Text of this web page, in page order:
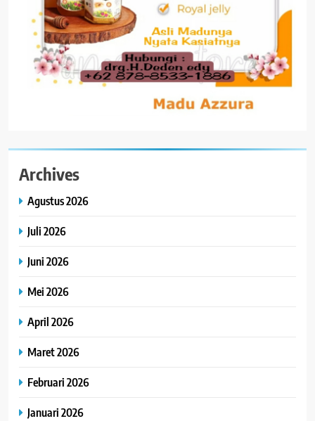
Archives
Agustus 2026
Juli 2026
Juni 2026
Mei 2026
April 2026
Maret 2026
Februari 2026
Januari 2026